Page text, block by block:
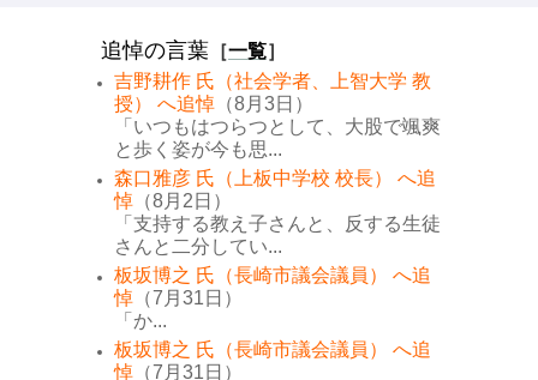
追悼の言葉 ［一覧］
吉野耕作 氏（社会学者、上智大学 教
授） へ追悼 （8月3日）
「いつもはつらつとして、大股で颯爽
と歩く姿が今も思...
森口雅彦 氏（上板中学校 校長） へ追
悼 （8月2日）
「支持する教え子さんと、反する生徒
さんと二分してい...
板坂博之 氏（長崎市議会議員） へ追
悼 （7月31日）
「か...
板坂博之 氏（長崎市議会議員） へ追
悼 （7月31日）